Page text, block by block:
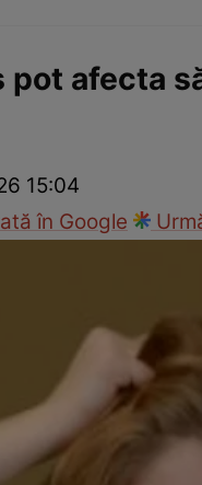
afecta
15:04
în Google